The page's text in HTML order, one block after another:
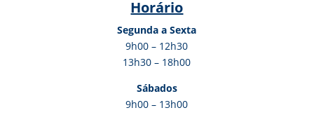
Horário
Segunda a Sexta
9h00 – 12h30
13h30 – 18h00
Sábados
9h00 – 13h00